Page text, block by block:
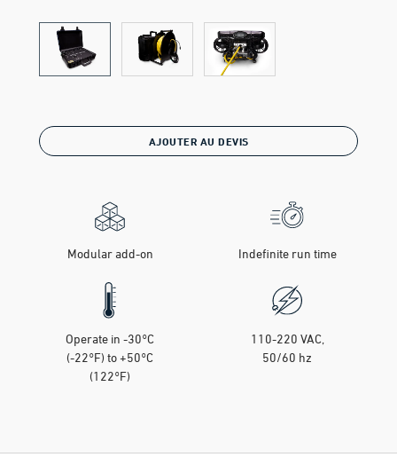
AJOUTER AU DEVIS
Modular add-on Indefinite run time
Operate in -30°C
(-22°F) to +50°C
(122°F)
110-220 VAC,
50/60 hz